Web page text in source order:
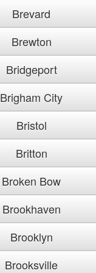
Brevard
Brewton
Bridgeport
Brigham City
Bristol
Britton
Broken Bow
Brookhaven
Brooklyn
Brooksville